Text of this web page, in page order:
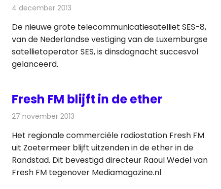
4 december 2013
De nieuwe grote telecommunicatiesatelliet SES-8,
van de Nederlandse vestiging van de Luxemburgse
satellietoperator SES, is dinsdagnacht succesvol
gelanceerd.
Fresh FM blijft in de ether
27 november 2013
Het regionale commerciële radiostation Fresh FM
uit Zoetermeer blijft uitzenden in de ether in de
Randstad. Dit bevestigd directeur Raoul Wedel van
Fresh FM tegenover Mediamagazine.nl